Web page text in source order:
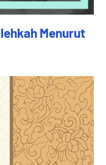
Menurut